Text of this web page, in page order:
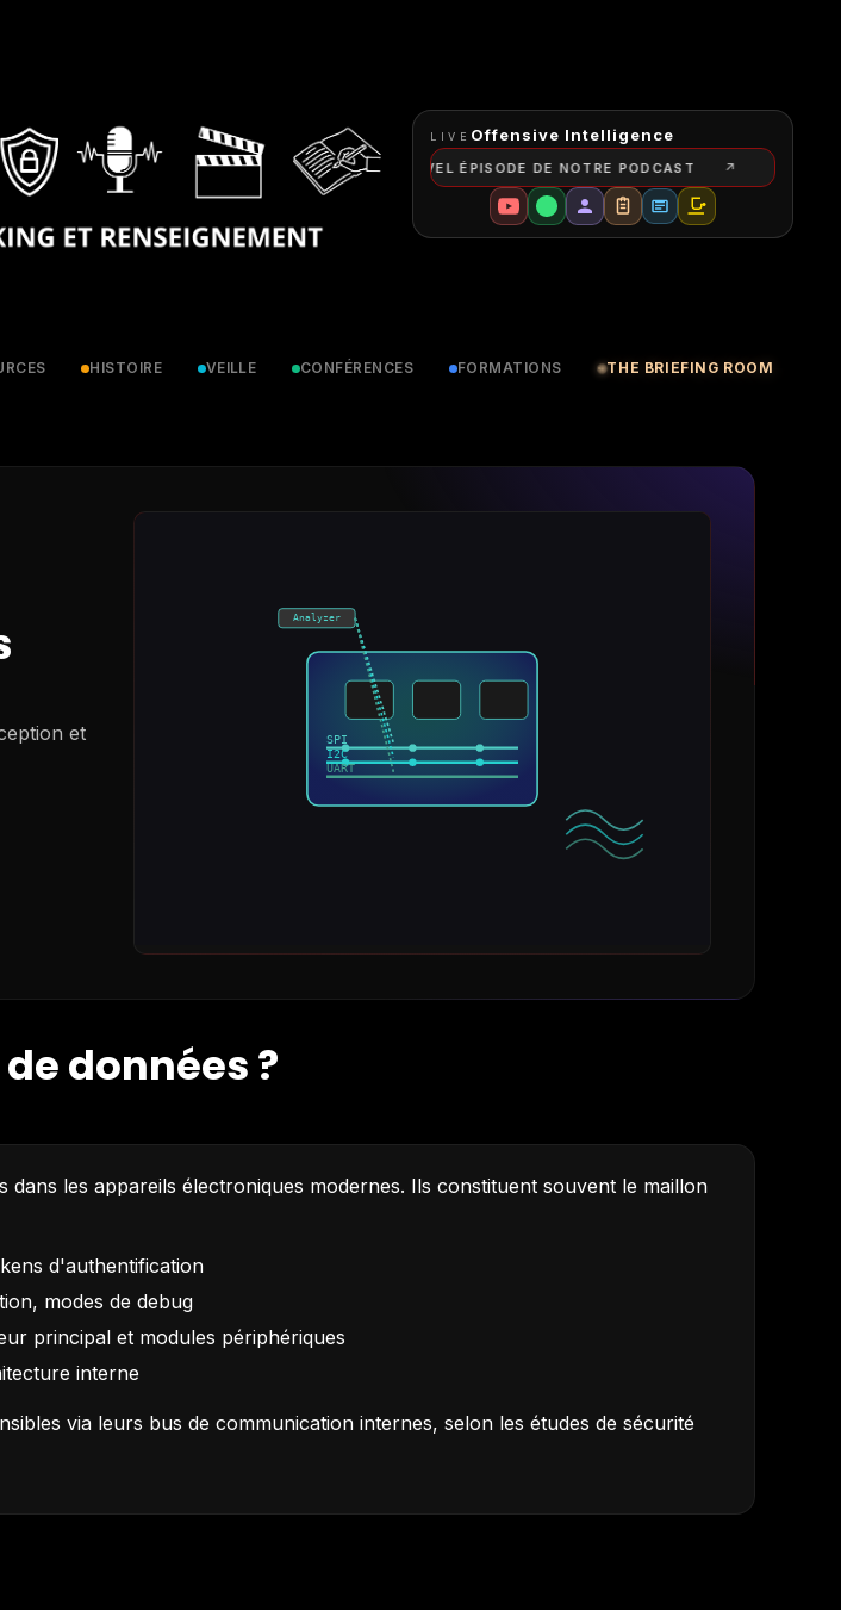
LIVE Offensive Intelligence
NOUVEL ÉPISODE DE NOTRE PODCAST
HISTOIRE VEILLE CONFÉRENCES FORMATIONS THE BRIEFING ROOM
et
SPI
I2C
UART
Analyzer
données ?
dans les appareils électroniques modernes. Ils constituent souvent le maillon
d'authentification
modes de debug
principal et modules périphériques
interne
via leurs bus de communication internes, selon les études de sécurité